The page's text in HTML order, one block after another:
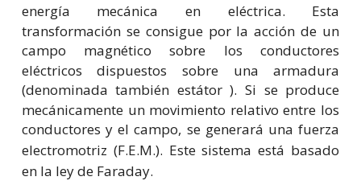
energía mecánica en eléctrica. Esta
transformación se consigue por la acción de un
campo magnético sobre los conductores
eléctricos dispuestos sobre una armadura
(denominada también estátor). Si se produce
mecánicamente un movimiento relativo entre los
conductores y el campo, se generará unafuerza
electromotriz (F.E.M.). Este sistema está basado
en la ley de Faraday.